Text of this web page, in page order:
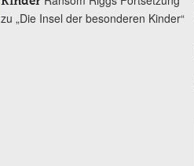
zu „Die Insel der besonderen Kinder“